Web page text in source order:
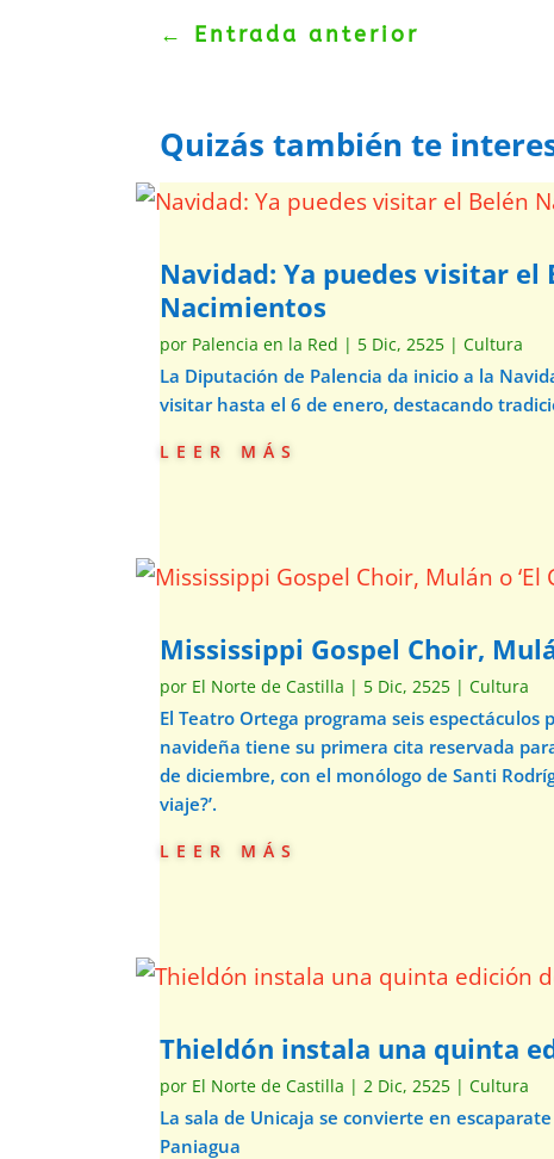
← Entrada anterior
Quizás también te
Navidad: Ya puedes visitar
Nacimientos
por Palencia en la Red | 5 Dic, 2525 |Cultura
La Diputación de Palencia da inicio a la
visitar hasta el 6 de enero, destacando
leer más
Mississippi Gospel Choir,
por El Norte de Castilla | 5 Dic, 2525 |Cultura
El Teatro Ortega programa seis
navideña tiene su primera cita reservada
de diciembre, con el monólogo de Santi
viaje?’.
leer más
Thieldón instala una quinta
por El Norte de Castilla |2 Dic, 2525 |Cultura
La sala de Unicaja se convierte en
Paniagua